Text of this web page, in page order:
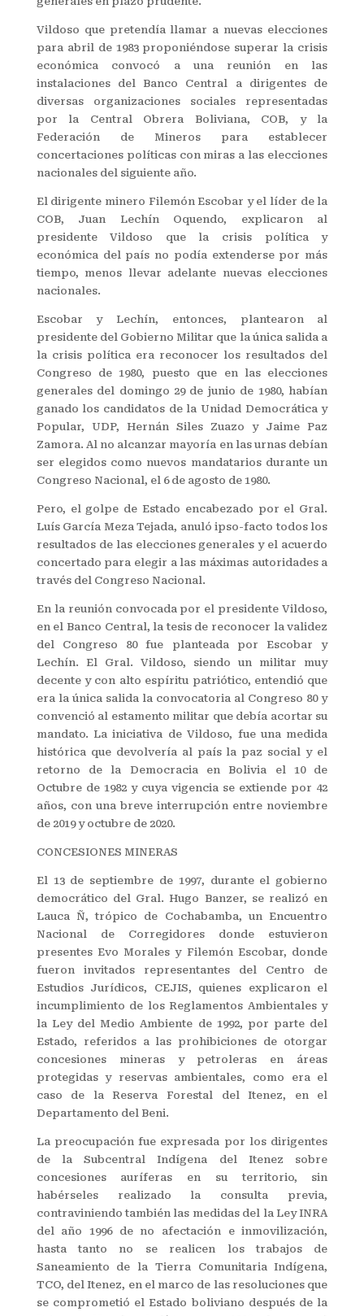
Vildoso que pretendía llamar a nuevas elecciones
para abril de 1983 proponiéndose superar la crisis
económica convocó a una reunión en las
instalaciones del Banco Central a dirigentes de
diversas organizaciones sociales representadas
por la Central Obrera Boliviana, COB, y la
Federación de Mineros para establecer
concertaciones políticas con miras a las elecciones
nacionales del siguiente año.
El dirigente minero Filemón Escobar y el líder de la
COB, Juan Lechín Oquendo, explicaron al
presidente Vildoso que la crisis política y
económica del país no podía extenderse por más
tiempo, menos llevar adelante nuevas elecciones
nacionales.
Escobar y Lechín, entonces, plantearon al
presidente del Gobierno Militar que la única salida a
la crisis política era reconocer los resultados del
Congreso de 1980, puesto que en las elecciones
generales del domingo 29 de junio de 1980, habían
ganado los candidatos de la Unidad Democrática y
Popular, UDP, Hernán Siles Zuazo y Jaime Paz
Zamora. Al no alcanzar mayoría en las urnas debían
ser elegidos como nuevos mandatarios durante un
Congreso Nacional, el 6 de agosto de 1980.
Pero, el golpe de Estado encabezado por el Gral.
Luís García Meza Tejada, anuló ipso-facto todos los
resultados de las elecciones generales y el acuerdo
concertado para elegir a las máximas autoridades a
través del Congreso Nacional.
En la reunión convocada por el presidente Vildoso,
en el Banco Central, la tesis de reconocer la validez
del Congreso 80 fue planteada por Escobar y
Lechín. El Gral. Vildoso, siendo un militar muy
decente y con alto espíritu patriótico, entendió que
era la única salida la convocatoria al Congreso 80 y
convenció al estamento militar que debía acortar su
mandato. La iniciativa de Vildoso, fue una medida
histórica que devolvería al país la paz social y el
retorno de la Democracia en Bolivia el 10 de
Octubre de 1982 y cuya vigencia se extiende por 42
años, con una breve interrupción entre noviembre
de 2019 y octubre de 2020.
CONCESIONES MINERAS
El 13 de septiembre de 1997, durante el gobierno
democrático del Gral. Hugo Banzer, se realizó en
Lauca Ñ, trópico de Cochabamba, un Encuentro
Nacional de Corregidores donde estuvieron
presentes Evo Morales y Filemón Escobar, donde
fueron invitados representantes del Centro de
Estudios Jurídicos, CEJIS, quienes explicaron el
incumplimiento de los Reglamentos Ambientales y
la Ley del Medio Ambiente de 1992, por parte del
Estado, referidos a las prohibiciones de otorgar
concesiones mineras y petroleras en áreas
protegidas y reservas ambientales, como era el
caso de la Reserva Forestal del Itenez, en el
Departamento del Beni.
La preocupación fue expresada por los dirigentes
de la Subcentral Indígena del Itenez sobre
concesiones auríferas en su territorio, sin
habérseles realizado la consulta previa,
contraviniendo también las medidas del la Ley INRA
del año 1996 de no afectación e inmovilización,
hasta tanto no se realicen los trabajos de
Saneamiento de la Tierra Comunitaria Indígena,
TCO, del Itenez, en el marco de las resoluciones que
se comprometió el Estado boliviano después de la